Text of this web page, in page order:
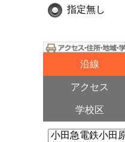
指定無し
沿線
アクセス
学校区